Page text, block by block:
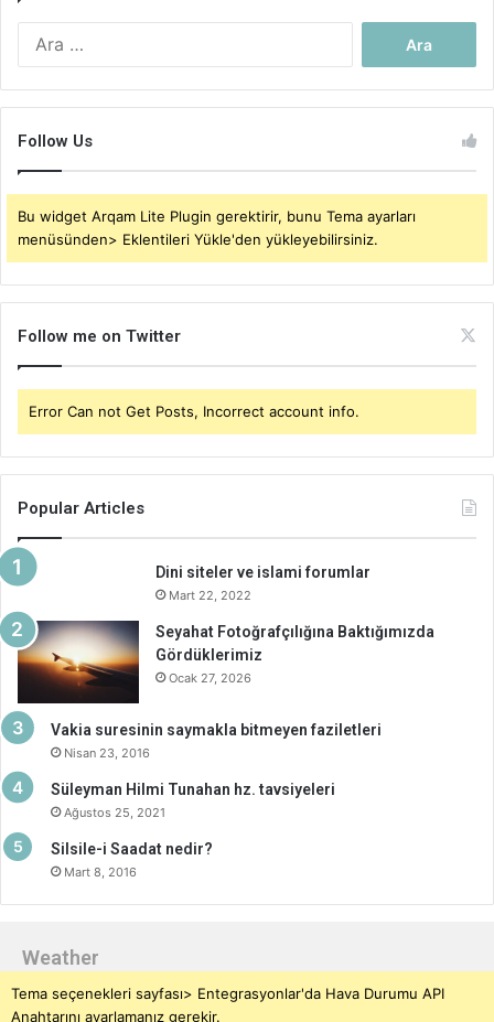
Follow Us
Bu widget Arqam Lite Plugin gerektirir, bunu Tema ayarları
menüsünden> Eklentileri Yükle'den yükleyebilirsiniz.
Follow me on Twitter
Error Can not Get Posts, Incorrect account info.
Popular Articles
Dini siteler ve islami forumlar
Mart 22, 2022
Seyahat Fotoğrafçılığına Baktığımızda
Gördüklerimiz
Ocak 27, 2026
Vakia suresinin saymakla bitmeyen faziletleri
Nisan 23, 2016
Süleyman Hilmi Tunahan hz. tavsiyeleri
Ağustos 25, 2021
Silsile-i Saadat nedir?
Mart 8, 2016
Weather
Tema seçenekleri sayfası> Entegrasyonlar'da Hava Durumu API
Anahtarını ayarlamanız gerekir.